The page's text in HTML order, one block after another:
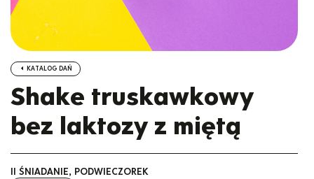
KATALOG DAŃ
Shake truskawkowy
bez laktozy z miętą
II ŚNIADANIE, PODWIECZOREK